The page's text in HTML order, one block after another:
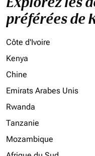
préférées de
Côte d'Ivoire
Kenya
Chine
Emirats Arabes Unis
Rwanda
Tanzanie
Mozambique